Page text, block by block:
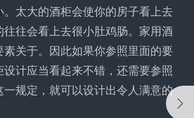
太大的酒柜会使你的房子看上去
往会看上去很小肚鸡肠。家用酒
关于。因此如果你参照里面的要
计应当看起来不错，还需要参照
规定，就可以设计出令人满意的